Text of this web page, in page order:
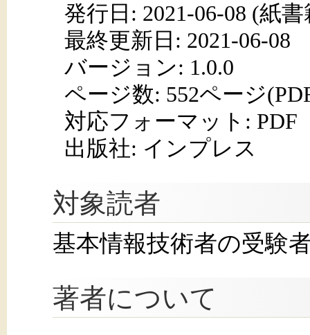
発行日: 2021-06-08 (紙書
最終更新日: 2021-06-08
バージョン: 1.0.0
ページ数: 552ページ
対応フォーマット: PDF
出版社: インプレス
対象読者
基本情報技術者の受験
著者について